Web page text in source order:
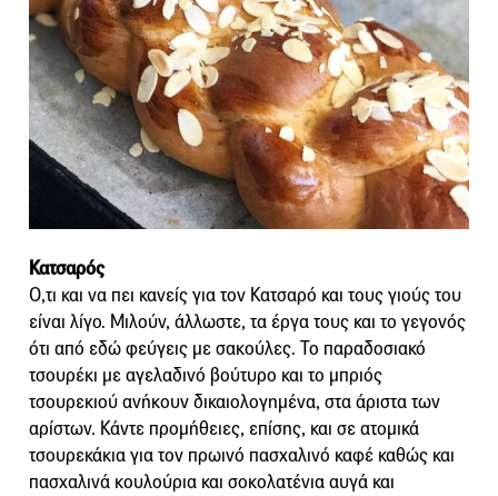
Κατσαρός
Ο,τι και να πει κανείς για τον Κατσαρό και τους γιούς του
είναι λίγο. Μιλούν, άλλωστε, τα έργα τους και το γεγονός
ότι από εδώ φεύγεις με σακούλες. Το παραδοσιακό
τσουρέκι με αγελαδινό βούτυρο και το μπριός
τσουρεκιού ανήκουν δικαιολογημένα, στα άριστα των
αρίστων. Κάντε προμήθειες, επίσης, και σε ατομικά
τσουρεκάκια για τον πρωινό πασχαλινό καφέ καθώς και
πασχαλινά κουλούρια και σοκολατένια αυγά και